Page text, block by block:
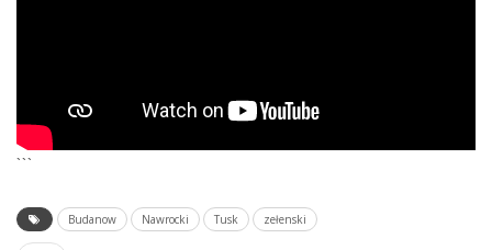
```
Budanow Nawrocki Tusk zełenski